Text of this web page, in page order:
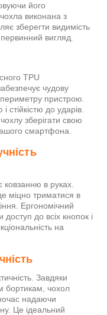
його
виконана з
зберегти видимість
вигляд.
TPU
чудову
пристрою.
стійкістю до ударів.
зберігати свою
смартфона.
ковзанню в руках.
міцно триматися в
Ергономічний
до всіх кнопок і
на
Завдяки
бортикам, чохол
надаючи
Це ідеальний